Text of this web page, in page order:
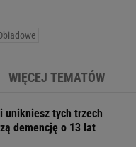
WIĘCEJ TEMATÓW
unikniesz tych trzech
demencję o 13 lat